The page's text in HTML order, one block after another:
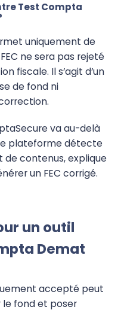
Test Compta
uniquement de
ne sera pas rejeté
fiscale. Il s’agit d’un
de fond ni
va au-delà
plateforme détecte
de contenus, explique
un FEC corrigé.
un outil
Demat
accepté peut
fond et poser